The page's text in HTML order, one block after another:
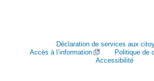
Déclaration de services aux
Accès à l’information
Politique de
Accessibilité